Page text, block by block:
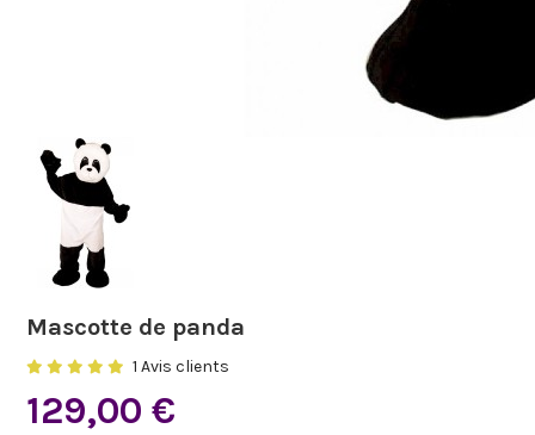
Mascotte de panda
1 Avis clients
129,00 €